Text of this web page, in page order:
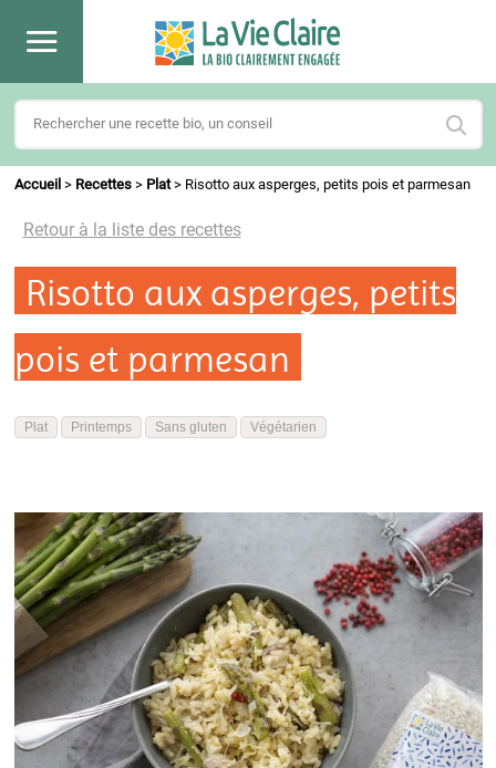
Accueil > Recettes> Plat> Risotto aux asperges, petits pois et parmesan
Retour à la liste des recettes
Risotto aux asperges, petits
pois et parmesan
Plat Printemps Sans gluten Végétarien